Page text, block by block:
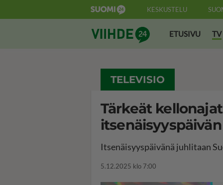
KESKUSTELU
Suomi24 ViihdeETUSIVU TV
TELEVISIO
Tärkeät
Itsenäisyyspäivänä juhlitaan
5.12.2025 klo 7:00